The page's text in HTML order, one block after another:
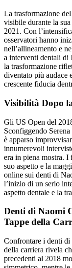
La trasformazione
visibile durante la
2021. Con
osservatori hanno
nell’allineamento e
a interventi dentali di
la trasformazione
diventato più audace
crescente fiducia
Visibilità Dopo
Gli US Open del
Sconfiggendo
è apparso
innumerevoli
era in piena mostra. I
suo aspetto e la
online sui denti di
l’inizio di un serio
aspetto dentale e la
Denti di Naomi
Tappe della
Confrontare i denti
della carriera rivela
precedenti al 2018